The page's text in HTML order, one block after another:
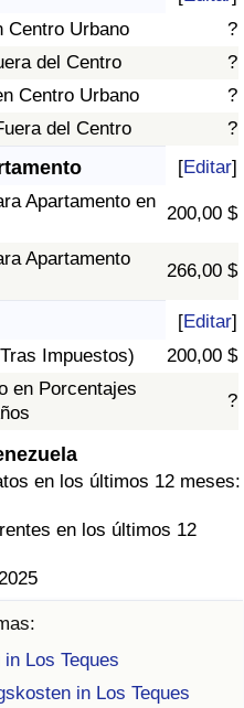
Centro Urbano
?
del Centro
?
Centro Urbano
?
del Centro
?
[Editar]
Apartamento en
200,00 $
Apartamento
266,00 $
[Editar]
Impuestos)
200,00 $
en Porcentajes
?
en los últimos 12 meses:
en los últimos 12
Los Teques
in Los Teques